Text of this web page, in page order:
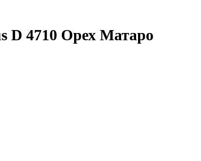
D 4710 Орех Матаро